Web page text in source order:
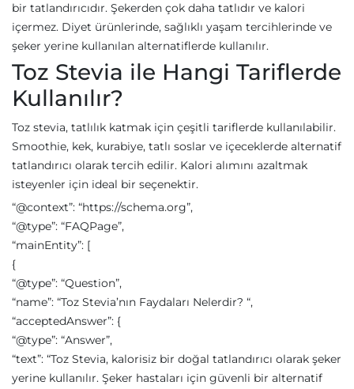
bir tatlandırıcıdır. Şekerden çok daha tatlıdır ve kalori
içermez. Diyet ürünlerinde, sağlıklı yaşam tercihlerinde ve
şeker yerine kullanılan alternatiflerde kullanılır.
Toz Stevia ile Hangi Tariflerde
Kullanılır?
Toz stevia, tatlılık katmak için çeşitli tariflerde kullanılabilir.
Smoothie, kek, kurabiye, tatlı soslar ve içeceklerde alternatif
tatlandırıcı olarak tercih edilir. Kalori alımını azaltmak
isteyenler için ideal bir seçenektir.
“@context”: “https://schema.org”,
“@type”: “FAQPage”,
“mainEntity”: [
{
“@type”: “Question”,
“name”: “Toz Stevia’nın Faydaları Nelerdir? “,
“acceptedAnswer”: {
“@type”: “Answer”,
“text”: “Toz Stevia, kalorisiz bir doğal tatlandırıcı olarak şeker
yerine kullanılır. Şeker hastaları için güvenli bir alternatif